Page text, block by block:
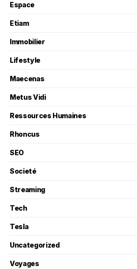
Espace
Etiam
Immobilier
Lifestyle
Maecenas
Metus Vidi
Ressources Humaines
Rhoncus
SEO
Societé
Streaming
Tech
Tesla
Uncategorized
Voyages